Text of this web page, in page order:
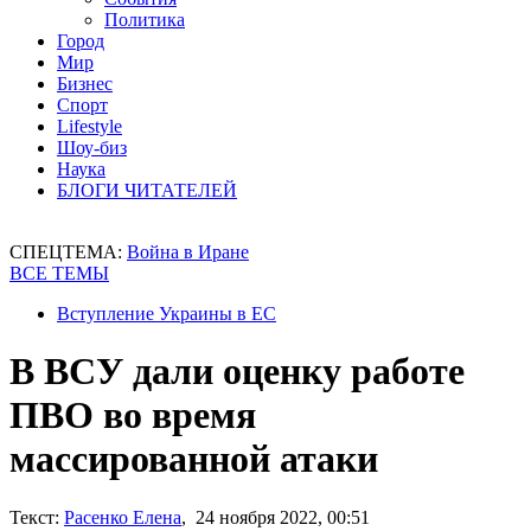
Политика
Город
Мир
Бизнес
Спорт
Lifestyle
Шоу-биз
Наука
БЛОГИ ЧИТАТЕЛЕЙ
СПЕЦТЕМА: Война в Иране
ВСЕ ТЕМЫ
Вступление Украины в ЕС
В ВСУ дали оценку работе
ПВО во время
массированной атаки
Текст: Расенко Елена, 24 ноября 2022, 00:51